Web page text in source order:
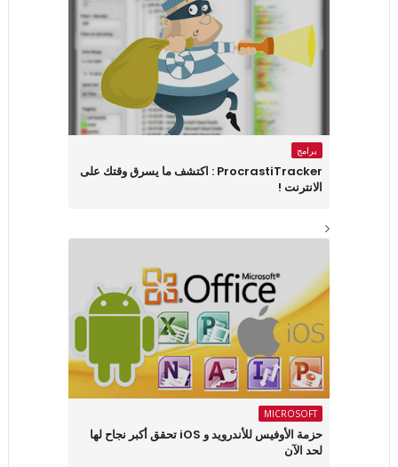
برامج
ProcrastiTracker : اكتشف ما يسرق وقتك على
الانترنت !
MICROSOFT
حزمة الأوفيس للأندرويد و iOS تحقق أكبر نجاح لها
لحد الآن